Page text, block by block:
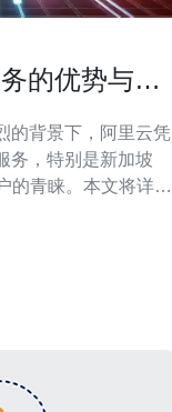
的优势与使
的背景下，阿里云凭
务，特别是新加坡
的青睐。本文将详细
了解这一服务的价